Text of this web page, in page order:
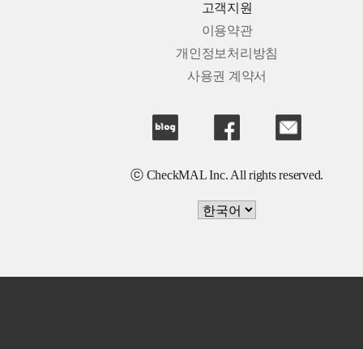
고객지원
이용약관
개인정보처리방침
사용권 계약서
ⓒ CheckMAL Inc. All rights reserved.